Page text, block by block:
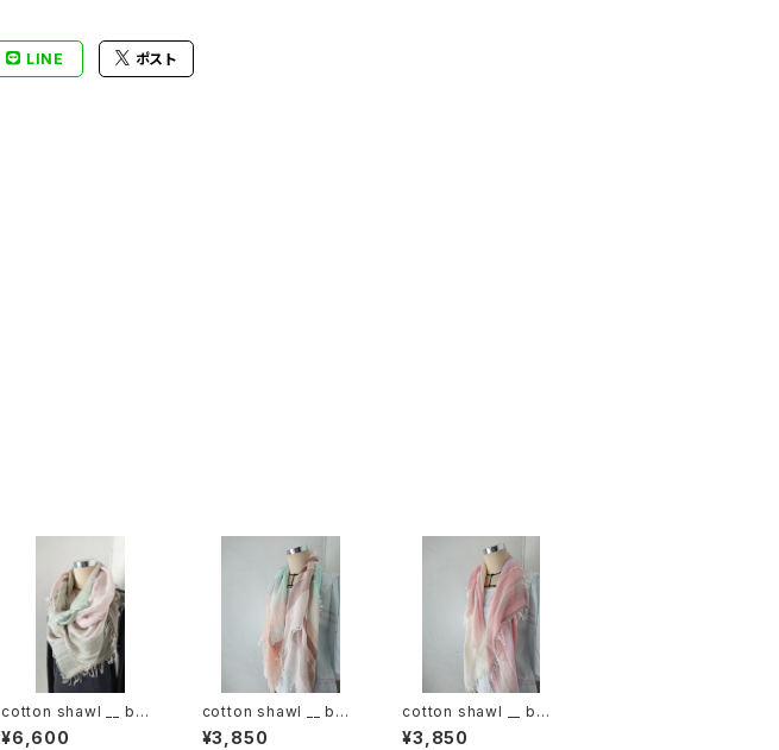
LINE ポスト
cotton shawl __ bor
der 220
¥6,600
cotton shawl __ bor
der 120 春麗w
¥3,850
cotton shawl __ bor
der 120 桜花w
¥3,850